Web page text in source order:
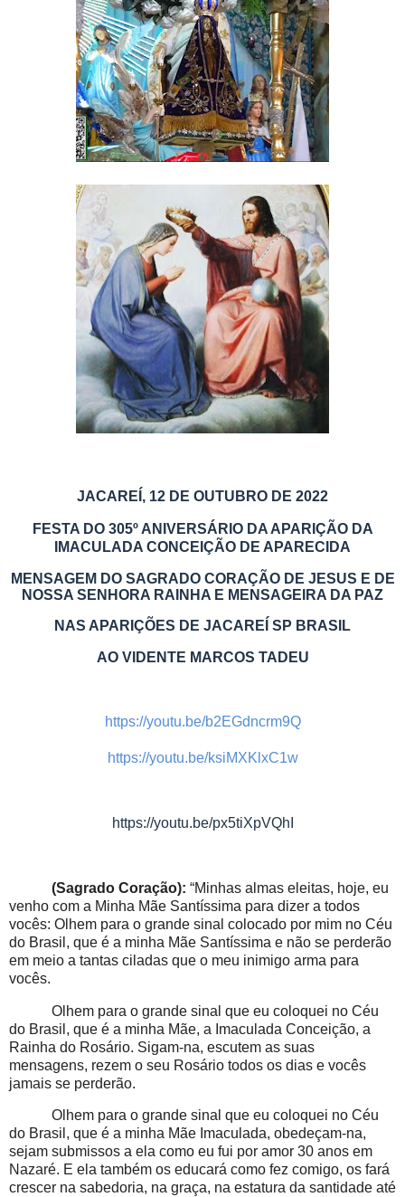
JACAREÍ, 12 DE OUTUBRO DE 2022
FESTA DO 305º ANIVERSÁRIO DA APARIÇÃO DA
IMACULADA CONCEIÇÃO DE APARECIDA
MENSAGEM DO SAGRADO CORAÇÃO DE JESUS E DE
NOSSA SENHORA RAINHA E MENSAGEIRA DA PAZ
NAS APARIÇÕES DE JACAREÍ SP BRASIL
AO VIDENTE MARCOS TADEU
https://youtu.be/b2EGdncrm9Q
https://youtu.be/ksiMXKlxC1w
https://youtu.be/px5tiXpVQhI
(Sagrado Coração): “Minhas almas eleitas, hoje, eu
venho com a Minha Mãe Santíssima para dizer a todos
vocês: Olhem para o grande sinal colocado por mim no Céu
do Brasil, que é a minha Mãe Santíssima e não se perderão
em meio a tantas ciladas que o meu inimigo arma para
vocês.
Olhem para o grande sinal que eu coloquei no Céu
do Brasil, que é a minha Mãe, a Imaculada Conceição, a
Rainha do Rosário. Sigam-na, escutem as suas
mensagens, rezem o seu Rosário todos os dias e vocês
jamais se perderão.
Olhem para o grande sinal que eu coloquei no Céu
do Brasil, que é a minha Mãe Imaculada, obedeçam-na,
sejam submissos a ela como eu fui por amor 30 anos em
Nazaré. E ela também os educará como fez comigo, os fará
crescer na sabedoria, na graça, na estatura da santidade até